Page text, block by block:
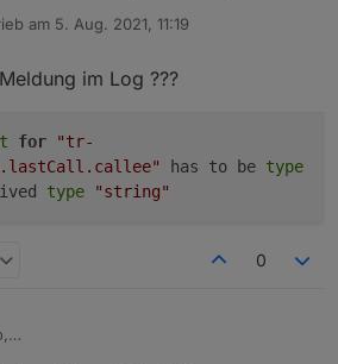
:-) Daher die Meldung.
am 5. Aug. 2021, 11:19
editiert von
im Log ???
for
"tr-
has to be type
type "string"
0